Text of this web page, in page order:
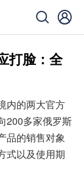
打脸：全
内的两大官方
200多家俄罗斯
品的销售对象
式以及使用期